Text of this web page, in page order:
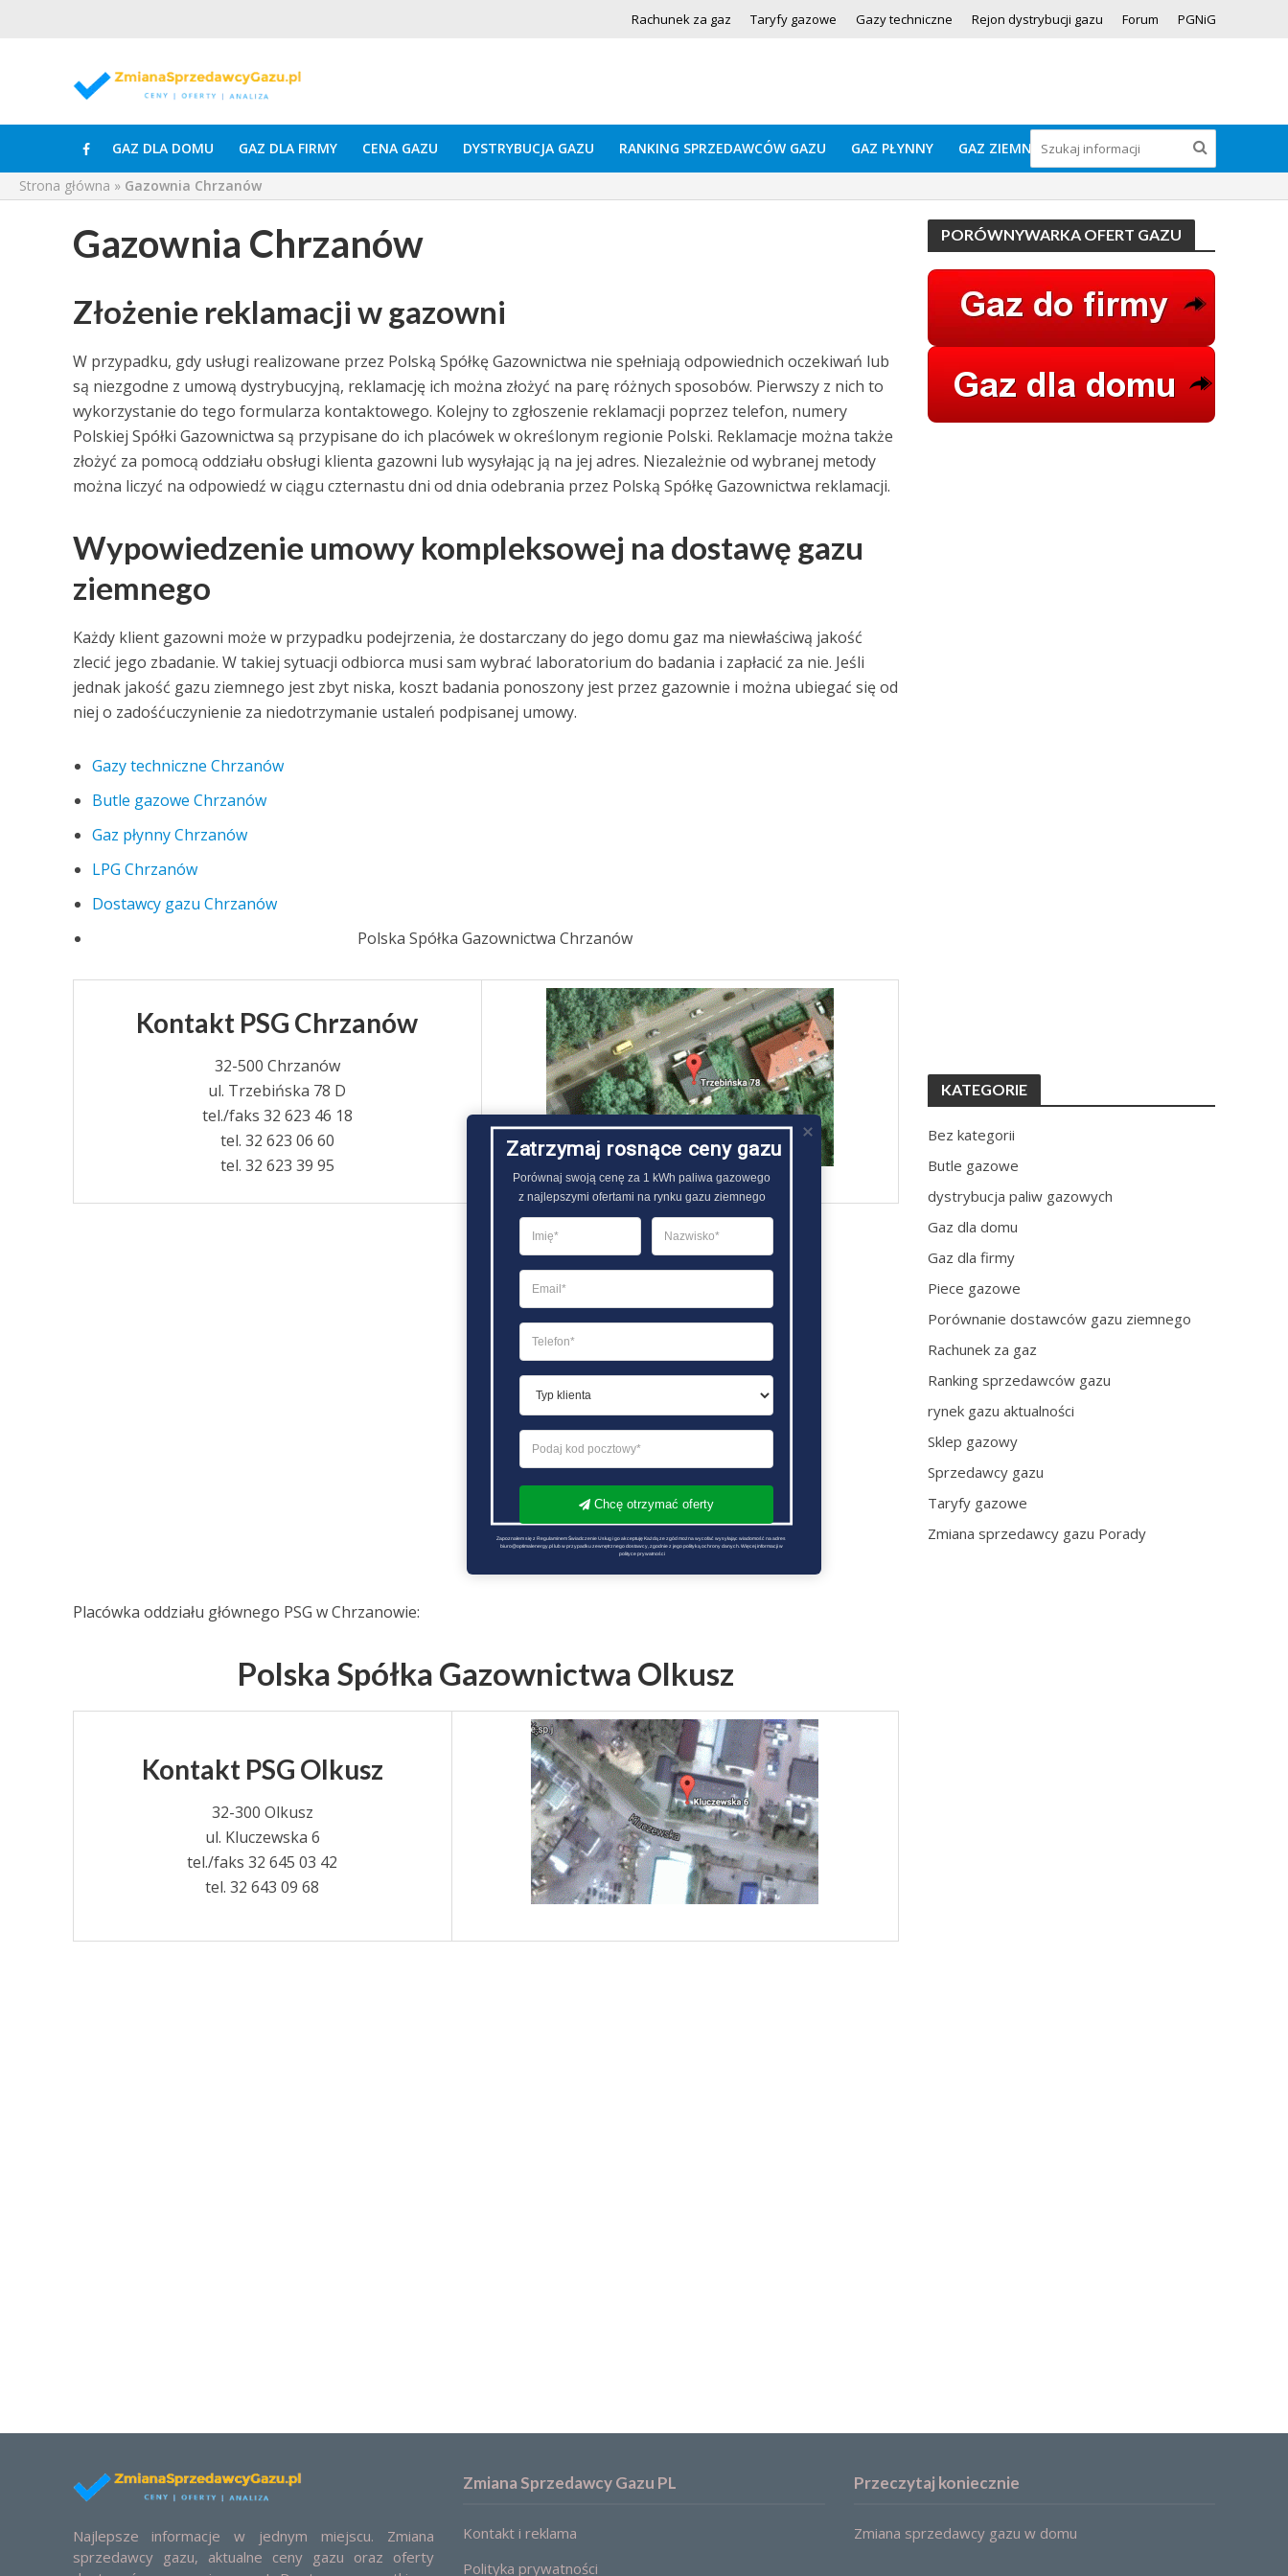
Rachunek za gaz Taryfy gazowe Gazy techniczne Rejon dystrybucji gazu Forum PGNiG
GAZ DLA DOMU GAZ DLA FIRMY CENA GAZU DYSTRYBUCJA GAZU RANKING SPRZEDAWCÓW GAZU GAZ PŁYNNY GAZ ZIEMNY
Strona główna » Gazownia Chrzanów
Gazownia Chrzanów
Złożenie reklamacji w gazowni
W przypadku, gdy usługi realizowane przez Polską Spółkę Gazownictwa nie spełniają odpowiednich oczekiwań lub
są niezgodne z umową dystrybucyjną, reklamację ich można złożyć na parę różnych sposobów. Pierwszy z nich to
wykorzystanie do tego formularza kontaktowego. Kolejny to zgłoszenie reklamacji poprzez telefon, numery
Polskiej Spółki Gazownictwa są przypisane do ich placówek w określonym regionie Polski. Reklamacje można także
złożyć za pomocą oddziału obsługi klienta gazowni lub wysyłając ją na jej adres. Niezależnie od wybranej metody
można liczyć na odpowiedź w ciągu czternastu dni od dnia odebrania przez Polską Spółkę Gazownictwa reklamacji.
Wypowiedzenie umowy kompleksowej na dostawę gazu
ziemnego
Każdy klient gazowni może w przypadku podejrzenia, że dostarczany do jego domu gaz ma niewłaściwą jakość
zlecić jego zbadanie. W takiej sytuacji odbiorca musi sam wybrać laboratorium do badania i zapłacić za nie. Jeśli
jednak jakość gazu ziemnego jest zbyt niska, koszt badania ponoszony jest przez gazownie i można ubiegać się od
niej o zadośćuczynienie za niedotrzymanie ustaleń podpisanej umowy.
Gazy techniczne Chrzanów
Butle gazowe Chrzanów
Gaz płynny Chrzanów
LPG Chrzanów
Dostawcy gazu Chrzanów
Polska Spółka Gazownictwa Chrzanów
Kontakt PSG Chrzanów
32-500 Chrzanów
ul. Trzebińska 78 D
tel./faks 32 623 46 18
tel. 32 623 06 60
tel. 32 623 39 95
Placówka oddziału głównego PSG w Chrzanowie:
Polska Spółka Gazownictwa Olkusz
Kontakt PSG Olkusz
32-300 Olkusz
ul. Kluczewska 6
tel./faks 32 645 03 42
tel. 32 643 09 68
PORÓWNYWARKA OFERT GAZU
KATEGORIE
Bez kategorii
Butle gazowe
dystrybucja paliw gazowych
Gaz dla domu
Gaz dla firmy
Piece gazowe
Porównanie dostawców gazu ziemnego
Rachunek za gaz
Ranking sprzedawców gazu
rynek gazu aktualności
Sklep gazowy
Sprzedawcy gazu
Taryfy gazowe
Zmiana sprzedawcy gazu Porady
Najlepsze informacje w jednym miejscu. Zmiana
sprzedawcy gazu, aktualne ceny gazu oraz oferty
Zmiana Sprzedawcy Gazu PL
Kontakt i reklama
Polityka prywatności
Przeczytaj koniecznie
Zmiana sprzedawcy gazu w domu
Zatrzymaj rosnące ceny gazu
Porównaj swoją cenę za 1 kWh paliwa gazowego
z najlepszymi ofertami na rynku gazu ziemnego
Chcę otrzymać oferty
Zapoznałem się z Regulaminem Świadczenie Usług i go akceptuję Każdą ze zgód można wycofać wysyłając wiadomość na adres
biuro@optimalenergy.pl lub w przypadku zewnętrznego dostawcy, zgodnie z jego polityką ochrony danych. Więcej informacji w
polityce prywatności